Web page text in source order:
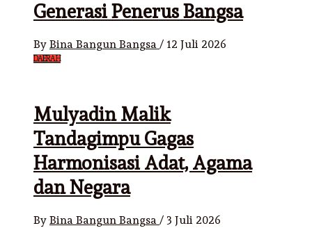
Generasi Penerus Bangsa
By Bina Bangun Bangsa / 12 Juli 2026
DAERAH
Mulyadin Malik
Tandagimpu Gagas
Harmonisasi Adat, Agama
dan Negara
By Bina Bangun Bangsa / 3 Juli 2026